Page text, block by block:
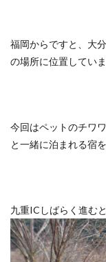
福岡からですと、大
の場所に位置していま
今回はペットのチワ
と一緒に泊まれる宿
九重ICしばらく進む